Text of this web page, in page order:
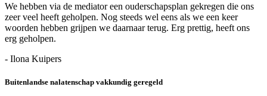
We hebben via de mediator een ouderschapsplan gekregen die ons
zeer veel heeft geholpen. Nog steeds wel eens als we een keer
woorden hebben grijpen we daarnaar terug. Erg prettig, heeft ons
erg geholpen.
- Ilona Kuipers
Buitenlandse nalatenschap vakkundig geregeld